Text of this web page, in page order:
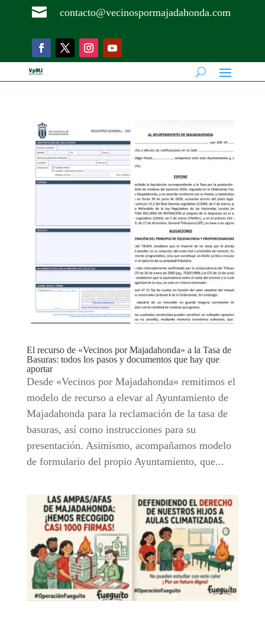
 contacto@vecinospormajadahonda.com
El recurso de «Vecinos por Majadahonda» a la Tasa de
Basuras: todos los pasos y documentos que hay que
aportar
Desde «Vecinos por Majadahonda» remitimos el
modelo de recurso a elevar al Ayuntamiento de
Majadahonda para la reclamación de la tasa de
basuras, así como instrucciones para su
presentación. Asimismo, acompañamos modelo
de formulario del propio Ayuntamiento, que...